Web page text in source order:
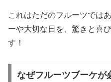
これはただのフルーツでは
ーや大切な日を、驚きと喜
す！
なぜフルーツブーケが